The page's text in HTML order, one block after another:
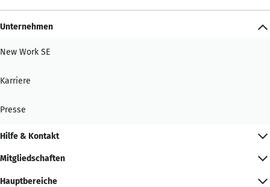
Unternehmen
New Work SE
Karriere
Presse
Hilfe & Kontakt
Mitgliedschaften
Hauptbereiche